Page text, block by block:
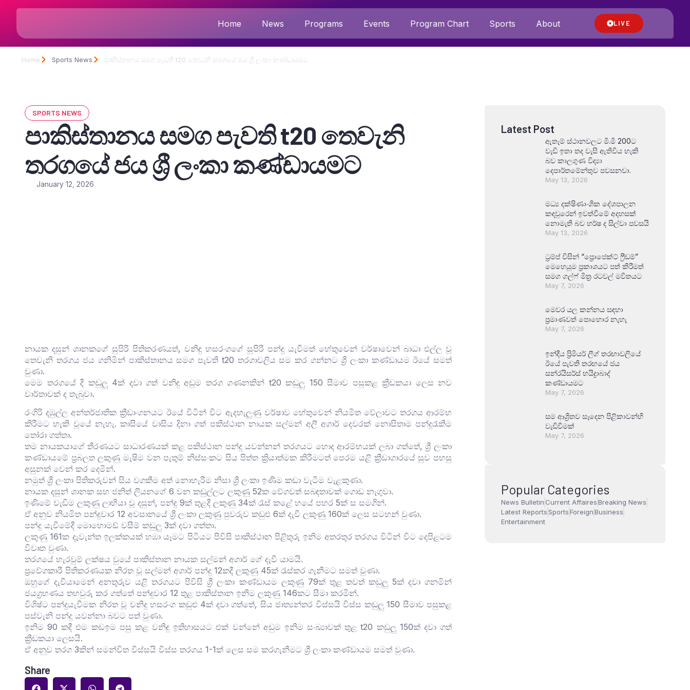
Home News Programs Events Program Chart Sports About LIVE
Home Sports News පාකිස්තානය සමග පැවති t20 තෙවැනි තරගයේ ජය ශ්‍රී ලංකා කණ්ඩායමට
SPORTS NEWS
පාකිස්තානය සමග පැවති t20 තෙවැනි
තරගයේ ජය ශ්‍රී ලංකා කණ්ඩායමට
January 12, 2026
නායක දසුන් ශානකගේ සුපිරි පිතිකරණයත්, වනිඳු හසරංගගේ සුපිරි පන්දු යැවීමත් හේතුවෙන් වර්ෂාවෙන් බාධා එල්ල වූ
තෙවැනි තරගය ජය ගනිමින් පාකිස්තානය සමග පැවති t20 තරගාවලිය සම කර ගන්නට ශ්‍රී ලංකා කණ්ඩායම ඊයේ සමත්
වුණා.
මෙම තරගයේ දී කඩුලු 4ක් දවා ගත් වනිඳු අඩුම තරග ගණනකින් t20 කඩුලු 150 සීමාව පසුකළ ක්‍රීඩකයා ලෙස නව
වාර්තාවක් ද තැබුවා.
රංගිරි දඹුල්ල අන්තර්ජාතික ක්‍රීඩාංගනයට ඊයේ විටින් විට ඇදහැලුණු වර්ෂාව හේතුවෙන් නියමිත වේලාවට තරගය ආරම්භ
කිරීමට හැකි වූයේ නැහැ. කාසියේ වාසිය දිනා ගත් පකිස්ථාන නායක සල්මන් අලී අගාර් දෙවරක් නොසිතාම පන්දුරැකීම
තෝරා ගත්තා.
තම නායකයාගේ තීරණයට සාධාරණයක් කළ පකිස්ථාන පන්දු යවන්නන් තරගයට හොද ආරම්භයක් ලබා ගත්තේ, ශ්‍රී ලංකා
කණ්ඩායමේ ප්‍රබලත ලකුණු මැෂිම වන පැතුම් නිස්සංකට සිය පිත්ත ක්‍රියාත්මක කිරීමටත් පෙරම යළි ක්‍රීඩාගාරයේ සුව පහසු
අසුනක් වෙන් කර දෙමින්.
නමුත් ශ්‍රී ලංකා පිතිකරුවන් සිය වගකීම අත් නොහැරීම නිසා ශ්‍රී ලංකා ඉණිම කඩා වැටීම වැළකුණා.
නායක දසුන් ශානක සහ ජනිත් ලියනගේ 6 වන කඩුල්ලට ලකුණු 52ක වේගවත් සබඳතාවක් ගොඩ නැගුවා.
ඉණිමේ වැඩිම ලකුණු ලාභියා වූ දසුන්, පන්දු 9ක් තුළදී ලකුණු 34ක් රැස් කළේ හයේ පහර 5ක් ස සමගින්.
ඒ අනුව නියමිත පන්දුවාර 12 අවසානයේ ශ්‍රී ලංකා ලකුණු පුවරුව කඩුළු 6ක් දැවී ලකුණු 160ක් ලෙස සටහන් වුණා.
පන්දු යැවීමේදී මොහොමඩ් වසීම් කඩුලු 3ක් දවා ගත්තා.
ලකුණු 161ක දැවැන්ත ඉලක්කයක් හඹා යෑමට පිටියට පිවිසි පාකිස්ථාන පිළිතුරු ඉනිම අතරතුර තරගය විටින් විට දෙපිළටම
විවෘත වුණා.
තරගයේ හැරවුම් ලක්ෂය වුයේ පාකිස්තාන නායක සල්මන් අගාර් ගේ දැවී යාමයි.
ප්‍රවේගකාරී පිතිකරණයක නිරත වූ සල්මන් අගාර් පන්දු 12කදී ලකුණු 45ක් රැස්කර ගැනීමට සමත් වුණා.
ඔහුගේ දැවීයාමෙන් අනතුරුව යළි තරගයට පිවිසි ශ්‍රී ලංකා කණ්ඩායම ලකුණු 79ක් තුළ තවත් කඩුලු 5ක් දවා ගනමින්
ජයග්‍රහණය තහවුරු කර ගත්තේ පන්දුවාර 12 තුළ පාකිස්තාන ඉනිම ලකුණු 146කට සීමා කරමින්.
විශිෂ්ට පන්දුයැවීමක නිරත වූ වනිදු හසරංග කඩුළු 4ක් දවා ගත්තේ, සිය ජාත්‍යන්තර විස්සයි විස්ස කඩුලු 150 සීමාව පසුකළ
පස්වැනි පන්දු යවන්නා බවට පත් වුණා.
ඉනිම 90 කදී එම කඩඉම පසු කළ වනිඳු ඉතිහාසයට එක් වන්නේ අඩුම ඉනිම සංඛ්‍යාවක් තුළ t20 කඩුලු 150ක් දවා ගත්
ක්‍රීඩකයා ලෙසයි.
ඒ අනුව තරග 3කින් සමන්විත විස්සයි විස්ස තරගය 1-1ක් ලෙස සම කරගැනීමට ශ්‍රී ලංකා කණ්ඩායම සමත් වුණා.
Share
Latest Post
ඇතැම් ස්ථානවලට මි.මි 200ට
වැඩි ඉතා තද වැසි ඇතිවිය හැකි
බව කාලගුණ විද්‍යා
දෙපාර්තමේන්තුව පවසනවා.
May 13, 2026
මධ්‍ය දක්ෂිණාංශික දේශපාලන
කඳවුරෙන් ඉවත්වීමේ අදහසක්
නොමැති බව හර්ෂ ද සිල්වා පවසයි
May 13, 2026
ට්‍රම්ප් විසින් “ප්‍රොජෙක්ට් ෆ්‍රීඩම්”
මෙහෙයුම ප්‍රකාශයට පත් කිරීමත්
සමග ගල්ෆ් මිත්‍ර රටවල් මවිතයට
May 7, 2026
මෙවර යල කන්නය සඳහා
ප්‍රමාණවත් පොහොර නැහැ
May 7, 2026
ඉන්දීය ප්‍රිමියර් ලීග් තරඟාවලියේ
ඊයේ පැවති තරඟයේ ජය
සන්රයිසර්ස් හයිද්‍රාබාද්
කණ්ඩායමට
May 7, 2026
සම ආශ්‍රිතව සෑදෙන පිළිකාවන්හි
වැඩිවීමක්
May 7, 2026
Popular Categories
News Bulletin Current AffairesBreaking News
Latest ReportsSportsForeignBusiness
Entertainment